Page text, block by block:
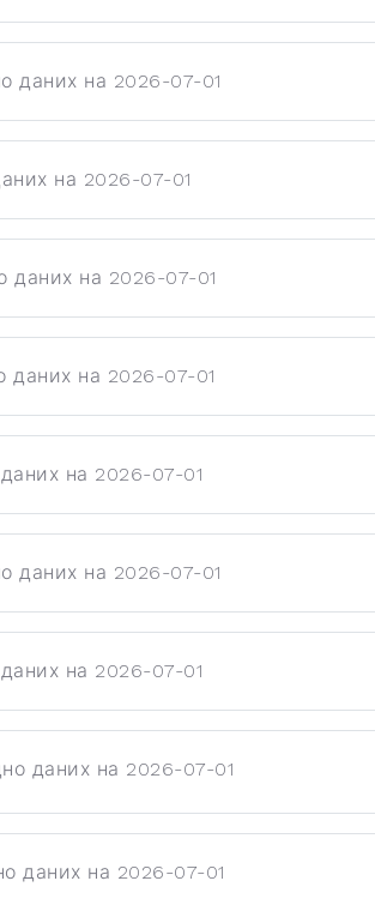
даних на 2026-07-01
на 2026-07-01
даних на 2026-07-01
даних на 2026-07-01
даних на 2026-07-01
даних на 2026-07-01
на 2026-07-01
даних на 2026-07-01
даних на 2026-07-01